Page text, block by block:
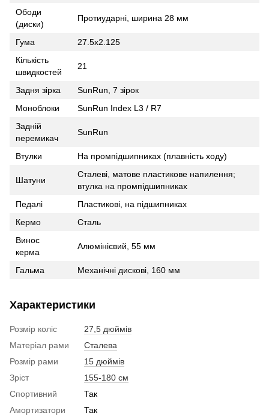
Ободи
(диски)
Протиударні, ширина 28 мм
Гума
27.5x2.125
Кількість
швидкостей
21
Задня зірка
SunRun, 7 зірок
Моноблоки
SunRun Index L3 / R7
Задній
перемикач
SunRun
Втулки На промпідшипниках (плавність ходу)
Шатуни
Сталеві, матове пластикове напилення;
втулка на промпідшипниках
Педалі
Пластикові, на підшипниках
Кермо
Сталь
Винос
керма
Алюмінієвий, 55 мм
Гальма Механічні дискові, 160 мм
Характеристики
Розмір коліс
27,5 дюймів
Матеріал рами
Сталева
Розмір рами
15 дюймів
Зріст
155-180 см
Спортивний
Так
Амортизатори
Так